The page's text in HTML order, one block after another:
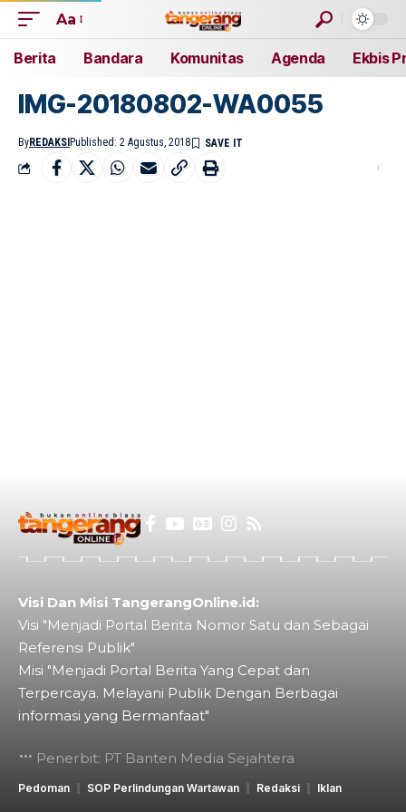
Aa
Berita Bandara Komunitas Agenda Ekbis
IMG-20180802-WA0055
ByREDAKSI Published: 2 Agustus, 2018
Visi Dan Misi TangerangOnline.id:
Visi "Menjadi Portal Berita Nomor Satu dan Sebagai
Referensi Publik"
Misi "Menjadi Portal Berita Yang Cepat dan
Terpercaya. Melayani Publik Dengan Berbagai
informasi yang Bermanfaat"
Penerbit: PT Banten Media Sejahtera
Pedoman SOP Perlindungan Wartawan Redaksi Iklan